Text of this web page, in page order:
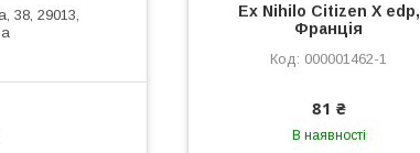
Ex Nihilo Citizen X edp,
Франція
000001462-1
81 ₴
В наявності
38, 29013,